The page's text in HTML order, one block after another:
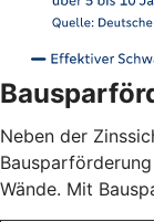
Neben der
Wände. Mit